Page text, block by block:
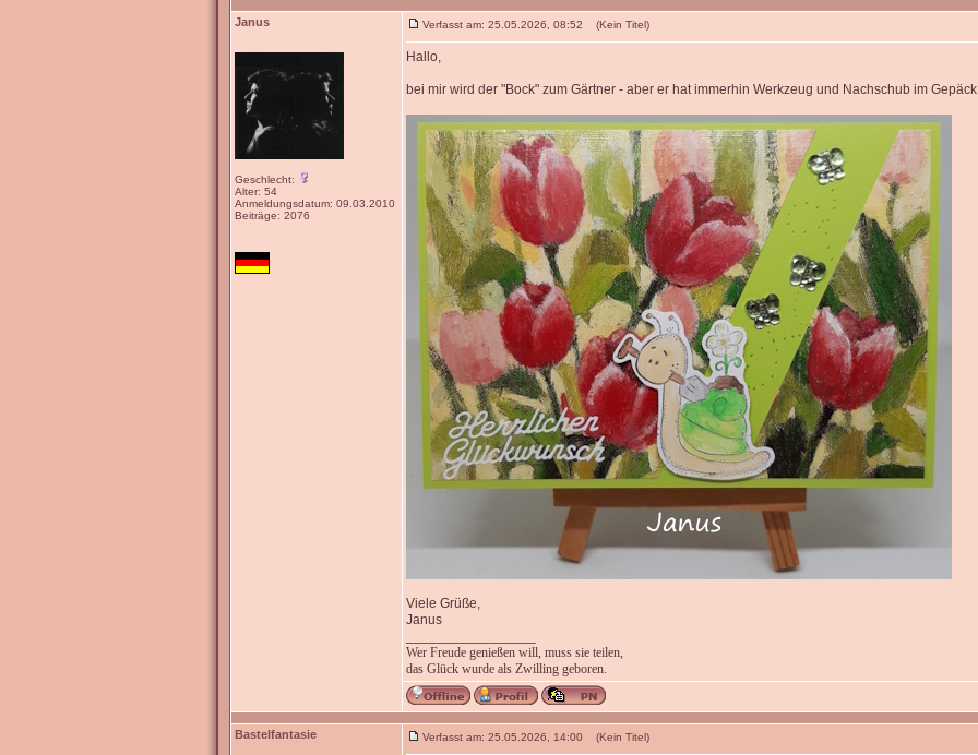
Janus
Geschlecht:
Alter: 54
Anmeldungsdatum: 09.03.2010
Beiträge: 2076
Verfasst am: 25.05.2026, 08:52 (Kein Titel)
Hallo,
bei mir wird der "Bock" zum Gärtner - aber er hat immerhin Werkzeug und Nachschub im
Viele Grüße,
Janus
Wer Freude genießen will, muss sie teilen,
das Glück wurde als Zwilling geboren.
Bastelfantasie Verfasst am: 25.05.2026, 14:00 (Kein Titel)